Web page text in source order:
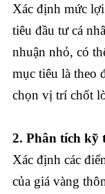
Xác định mức
tiêu đầu tư cá
nhuận nhỏ, có
mục tiêu là theo
chọn vị trí chốt
2. Phân tích kỹ
Xác định các
của giá vàng